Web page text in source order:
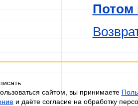
Потом
сайтом, вы принимаете
и даёте согласие на обработку